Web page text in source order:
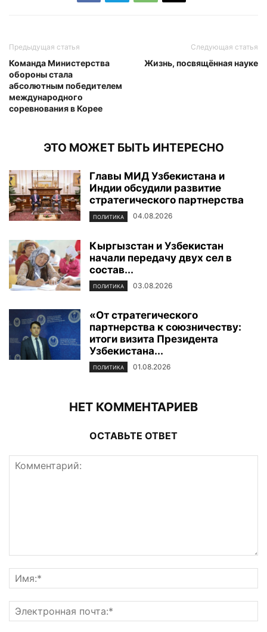
Предыдущая статья
Команда Министерства
обороны стала
абсолютным победителем
международного
соревнования в Корее
Следующая статья
Жизнь, посвящённая науке
ЭТО МОЖЕТ БЫТЬ ИНТЕРЕСНО
Главы МИД Узбекистана и
Индии обсудили развитие
стратегического партнерства
ПОЛИТИКА 04.08.2026
Кыргызстан и Узбекистан
начали передачу двух сел в
состав...
ПОЛИТИКА 03.08.2026
«От стратегического
партнерства к союзничеству:
итоги визита Президента
Узбекистана...
ПОЛИТИКА 01.08.2026
НЕТ КОММЕНТАРИЕВ
ОСТАВЬТЕ ОТВЕТ